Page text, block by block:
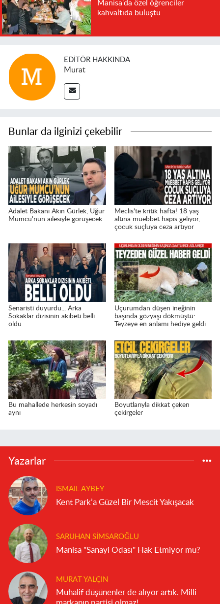
Manisa'da özel öğrenciler
kahvaltıda buluştu
EDITÖR HAKKINDA
Murat
Bunlar da ilginizi çekebilir
Adalet Bakanı Akın Gürlek, Uğur
Mumcu'nun ailesiyle görüşecek
Meclis'te kritik hafta! 18 yaş
altına müebbet hapis geliyor,
çocuk suçluya ceza artıyor
Senaristi duyurdu... Arka
Sokaklar dizisinin akıbeti belli
oldu
Uçurumdan düşen ineğinin
başında gözyaşı dökmüştü:
Teyzeye en anlamı hediye geldi
Bu mahallede herkesin soyadı
aynı
Boyutlarıyla dikkat çeken
çekirgeler
Yazarlar
İSMAIL AYBEY
Kent Park’a Güzel Bir Mescit Yakışacak
SARUHAN SIMSAROĞLU
Manisa "Sanayi Odası" Hak Etmiyor mu?
MURAT YALÇIN
Muhalif düşünenler de alıyor artık. Milli